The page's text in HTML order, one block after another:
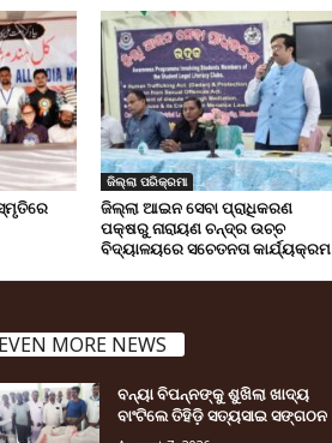
ଜିଲ୍ଲା ପରିକ୍ରମା
ଜିଲ୍ଲା ଆଇନ ସେବା ପ୍ରାଧିକରଣ
ପକ୍ଷରୁ ନାରାୟଣ ଚନ୍ଦ୍ର ଉଚ୍ଚ
ବିଦ୍ୟାଳୟରେ ସଚେତନତା କାର୍ଯ୍ୟକ୍ରମ
EVEN MORE NEWS
ବନ୍ୟା ବିପନ୍ନଙ୍କୁ ଶୁଖିଲା ଖାଦ୍ୟ
ବାଂଟିଲେ ତିହିଡି଼ ସତ୍ୟସାଇ ସଙ୍ଗଠନ